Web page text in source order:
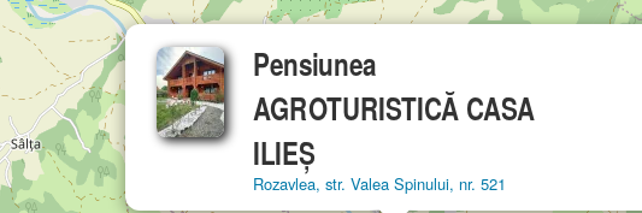
Pensiunea
AGROTURISTICĂ CASA
ILIEȘ
Rozavlea, str. Valea Spinului, nr. 521